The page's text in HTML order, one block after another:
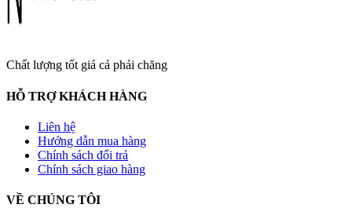
Chất lượng tốt giá cả phải chăng
HỖ TRỢ KHÁCH HÀNG
Liên hệ
Hướng dẫn mua hàng
Chính sách đổi trả
Chính sách giao hàng
VỀ CHÚNG TÔI